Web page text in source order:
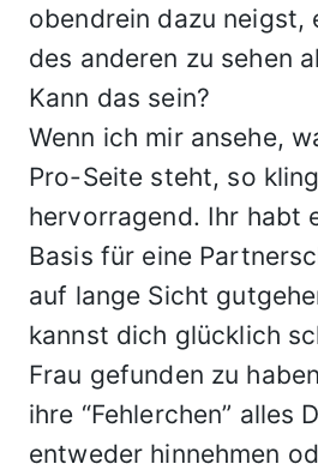
obendrein dazu neigst,
des anderen zu sehen
Kann das sein?
Wenn ich mir ansehe,
Pro-Seite steht, so
hervorragend. Ihr habt
Basis für eine
auf lange Sicht
kannst dich glücklich
Frau gefunden zu
ihre “Fehlerchen” alles
entweder hinnehmen